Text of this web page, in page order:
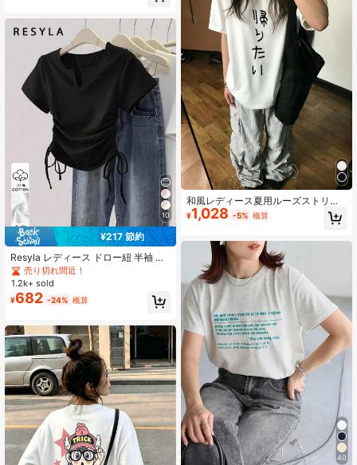
学びの要素を感じさせる動物のモチ
ーフが魅力です。軽量で着心地が良
く、爬虫類好きの方へのギフトにも
最適です。
10
¥217 節約
Resyla レディース ドロー紐 半袖 無
地 Vネック カジュアルTシャツ
売り切れ間近！
1.2k+ sold
¥682 -24% 概算
和風レディース夏用ルーズストリー
トファッション和柄半袖Tシャツ、生
地、快適で通気性のあるホワイト
¥1,028 -5% 概算
40